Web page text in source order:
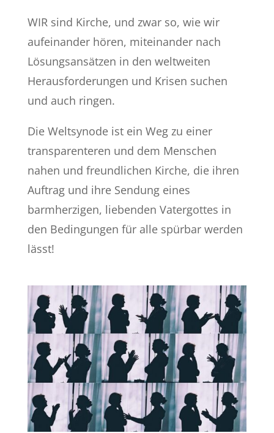
WIR sind Kirche, und zwar so, wie wir
aufeinander hören, miteinander nach
Lösungsansätzen in den weltweiten
Herausforderungen und Krisen suchen
und auch ringen.
Die Weltsynode ist ein Weg zu einer
transparenteren und dem Menschen
nahen und freundlichen Kirche, die ihren
Auftrag und ihre Sendung eines
barmherzigen, liebenden Vatergottes in
den Bedingungen für alle spürbar werden
lässt!